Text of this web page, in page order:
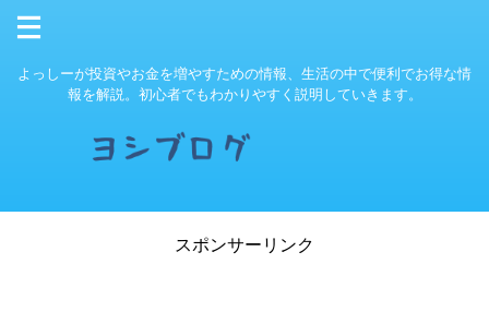
よっしーが投資やお金を増やすための情報、生活の中で便利でお得な情
報を解説。初心者でもわかりやすく説明していきます。
スポンサーリンク